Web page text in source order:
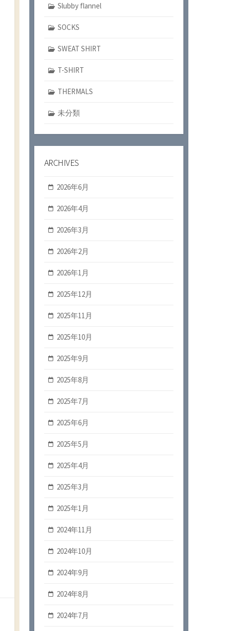
Slubby flannel
SOCKS
SWEAT SHIRT
T-SHIRT
THERMALS
未分類
ARCHIVES
2026年6月
2026年4月
2026年3月
2026年2月
2026年1月
2025年12月
2025年11月
2025年10月
2025年9月
2025年8月
2025年7月
2025年6月
2025年5月
2025年4月
2025年3月
2025年1月
2024年11月
2024年10月
2024年9月
2024年8月
2024年7月